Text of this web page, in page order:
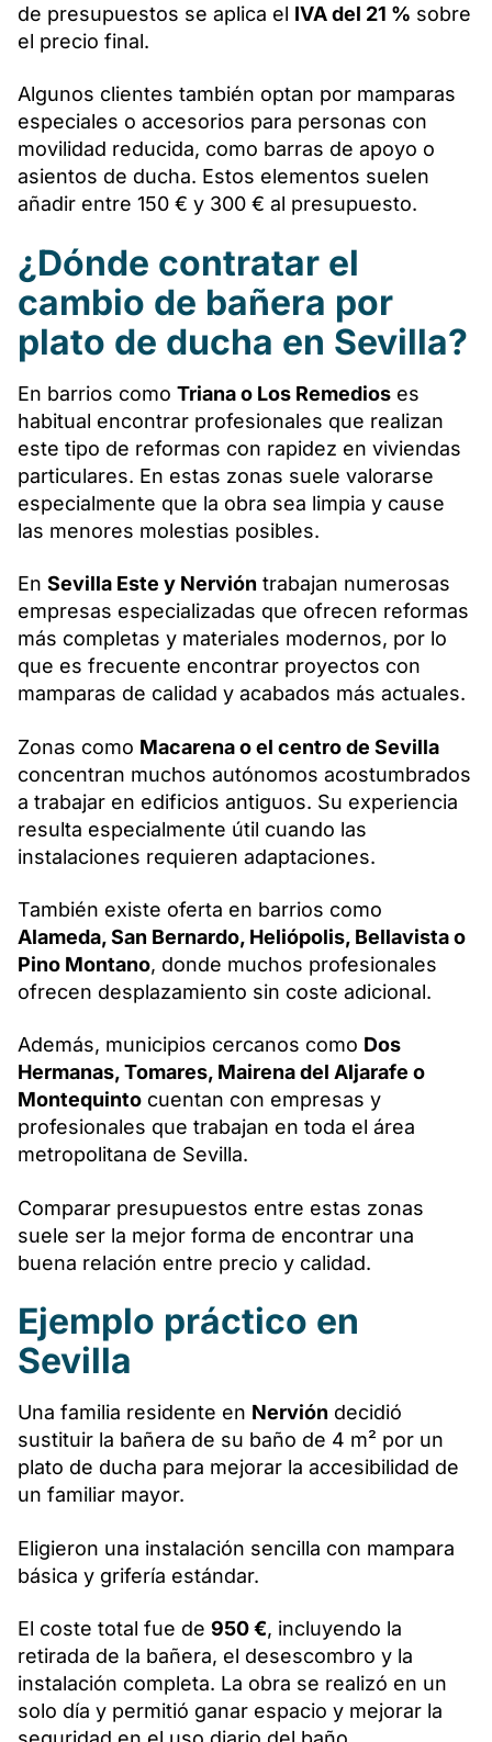
de presupuestos se aplica el IVA del 21 % sobre
el precio final.
Algunos clientes también optan por mamparas
especiales o accesorios para personas con
movilidad reducida, como barras de apoyo o
asientos de ducha. Estos elementos suelen
añadir entre 150 € y 300 € al presupuesto.
¿Dónde contratar el
cambio de bañera por
plato de ducha en Sevilla?
En barrios como Triana o Los Remedios es
habitual encontrar profesionales que realizan
este tipo de reformas con rapidez en viviendas
particulares. En estas zonas suele valorarse
especialmente que la obra sea limpia y cause
las menores molestias posibles.
En Sevilla Este y Nervión trabajan numerosas
empresas especializadas que ofrecen reformas
más completas y materiales modernos, por lo
que es frecuente encontrar proyectos con
mamparas de calidad y acabados más actuales.
Zonas como Macarena o el centro de Sevilla
concentran muchos autónomos acostumbrados
a trabajar en edificios antiguos. Su experiencia
resulta especialmente útil cuando las
instalaciones requieren adaptaciones.
También existe oferta en barrios como
Alameda, San Bernardo, Heliópolis, Bellavista o
Pino Montano, donde muchos profesionales
ofrecen desplazamiento sin coste adicional.
Además, municipios cercanos como Dos
Hermanas, Tomares, Mairena del Aljarafe o
Montequinto cuentan con empresas y
profesionales que trabajan en toda el área
metropolitana de Sevilla.
Comparar presupuestos entre estas zonas
suele ser la mejor forma de encontrar una
buena relación entre precio y calidad.
Ejemplo práctico en
Sevilla
Una familia residente en Nervión decidió
sustituir la bañera de su baño de 4 m² por un
plato de ducha para mejorar la accesibilidad de
un familiar mayor.
Eligieron una instalación sencilla con mampara
básica y grifería estándar.
El coste total fue de 950 €, incluyendo la
retirada de la bañera, el desescombro y la
instalación completa. La obra se realizó en un
solo día y permitió ganar espacio y mejorar la